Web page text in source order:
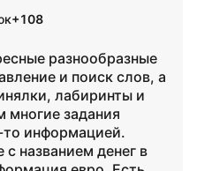
+108
разнообразные
и поиск слов, а
лабиринты и
многие задания
информацией.
названием денег в